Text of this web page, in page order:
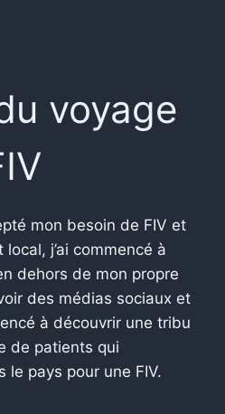
voyage
mon besoin de FIV et
j’ai commencé à
dehors de mon propre
des médias sociaux et
à découvrir une tribu
de patients qui
le pays pour une FIV.